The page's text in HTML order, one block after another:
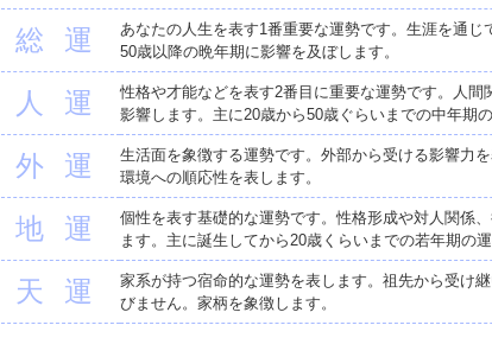
総運
あなたの人生を表す1番重要な運勢です。生涯を通じ
50歳以降の晩年期に影響を及ぼします。
人運
性格や才能などを表す2番目に重要な運勢です。人間
影響します。主に20歳から50歳ぐらいまでの中年期
外運
生活面を象徴する運勢です。外部から受ける影響力
環境への順応性を表します。
地運
個性を表す基礎的な運勢です。性格形成や対人関係
ます。主に誕生してから20歳くらいまでの若年期の運
天運
家系が持つ宿命的な運勢を表します。祖先から受け
びません。家柄を象徴します。